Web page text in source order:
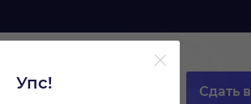
Сдать
Упс!